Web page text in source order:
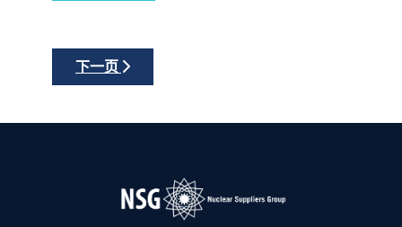
下一篇文章: 更新后的核供应国集团《准则》第2部
下一页